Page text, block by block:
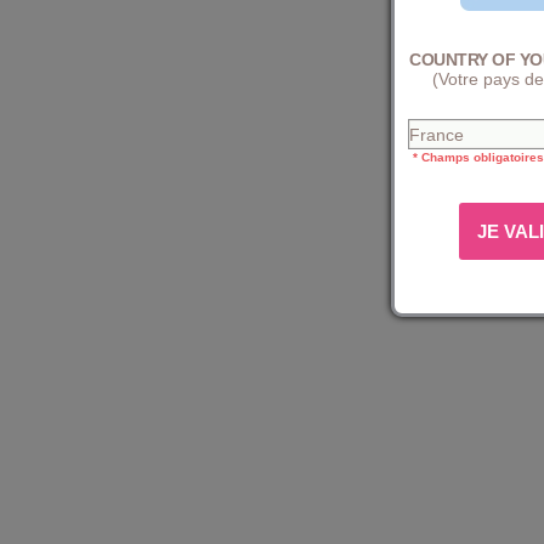
COUNTRY OF
(Votre pays
* Champs obligatoires